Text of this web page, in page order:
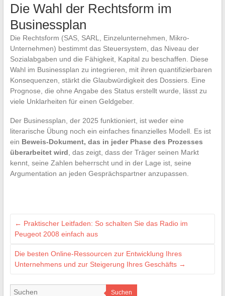
Die Wahl der Rechtsform im
Businessplan
Die Rechtsform (SAS, SARL, Einzelunternehmen, Mikro-
Unternehmen) bestimmt das Steuersystem, das Niveau der
Sozialabgaben und die Fähigkeit, Kapital zu beschaffen. Diese
Wahl im Businessplan zu integrieren, mit ihren quantifizierbaren
Konsequenzen, stärkt die Glaubwürdigkeit des Dossiers. Eine
Prognose, die ohne Angabe des Status erstellt wurde, lässt zu
viele Unklarheiten für einen Geldgeber.
Der Businessplan, der 2025 funktioniert, ist weder eine
literarische Übung noch ein einfaches finanzielles Modell. Es ist
ein Beweis-Dokument, das in jeder Phase des Prozesses
überarbeitet wird , das zeigt, dass der Träger seinen Markt
kennt, seine Zahlen beherrscht und in der Lage ist, seine
Argumentation an jeden Gesprächspartner anzupassen.
← Praktischer Leitfaden: So schalten Sie das Radio im
Peugeot 2008 einfach aus
Die besten Online-Ressourcen zur Entwicklung Ihres
Unternehmens und zur Steigerung Ihres Geschäfts →
Suchen